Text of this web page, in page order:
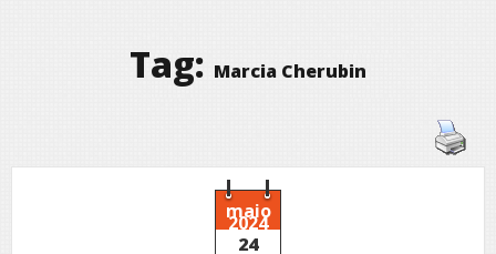
Tag: Marcia Cherubin
maio
2024
24